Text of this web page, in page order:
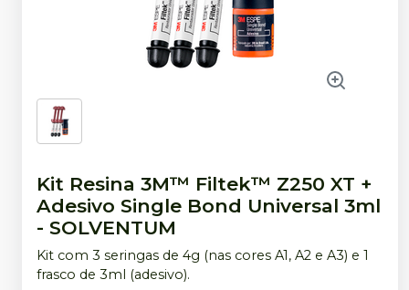
Kit Resina 3M™ Filtek™ Z250 XT +
Adesivo Single Bond Universal 3ml
- SOLVENTUM
Kit com 3 seringas de 4g (nas cores A1, A2 e A3) e 1
frasco de 3ml (adesivo).